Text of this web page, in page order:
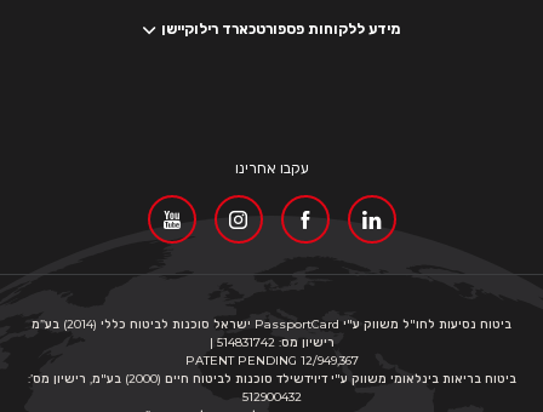
מידע ללקוחות פספורטכארד רילוקיישן
עקבו אחרינו
ביטוח נסיעות לחו"ל משווק ע"י PassportCard ישראל סוכנות לביטוח כללי (2014) בע”מ
רישיון מס: 514831742 |
PATENT PENDING 12/949,367
ביטוח בריאות בינלאומי משווק ע"י דיוידשילד סוכנות לביטוח חיים (2000) בע"מ, רישיון מס’:
512900432